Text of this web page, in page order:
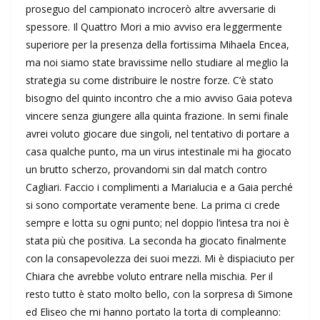
proseguo del campionato incrocerò altre avversarie di
spessore. Il Quattro Mori a mio avviso era leggermente
superiore per la presenza della fortissima Mihaela Encea,
ma noi siamo state bravissime nello studiare al meglio la
strategia su come distribuire le nostre forze. C’è stato
bisogno del quinto incontro che a mio avviso Gaia poteva
vincere senza giungere alla quinta frazione. In semi finale
avrei voluto giocare due singoli, nel tentativo di portare a
casa qualche punto, ma un virus intestinale mi ha giocato
un brutto scherzo, provandomi sin dal match contro
Cagliari. Faccio i complimenti a Marialucia e a Gaia perché
si sono comportate veramente bene. La prima ci crede
sempre e lotta su ogni punto; nel doppio l’intesa tra noi è
stata più che positiva. La seconda ha giocato finalmente
con la consapevolezza dei suoi mezzi. Mi è dispiaciuto per
Chiara che avrebbe voluto entrare nella mischia. Per il
resto tutto è stato molto bello, con la sorpresa di Simone
ed Eliseo che mi hanno portato la torta di compleanno: